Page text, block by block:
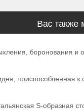
Вас также
боронования и
приспособленная к
S-образная